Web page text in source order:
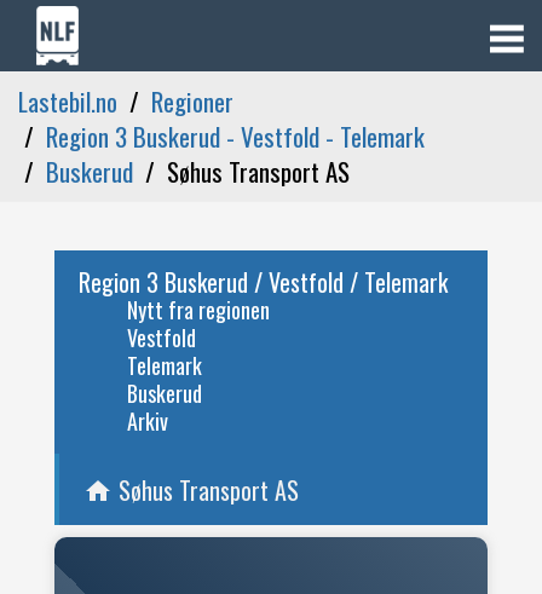
Lastebil.no
Regioner
Region 3 Buskerud - Vestfold - Telemark
Buskerud
Søhus Transport AS
Region 3 Buskerud / Vestfold / Telemark
Nytt fra regionen
Vestfold
Telemark
Buskerud
Arkiv
home Søhus Transport AS